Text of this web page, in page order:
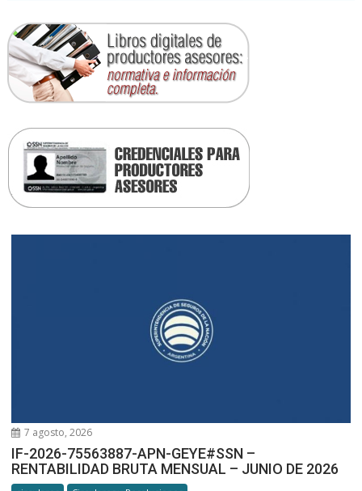
7 agosto, 2026
IF-2026-75563887-APN-GEYE#SSN –
RENTABILIDAD BRUTA MENSUAL – JUNIO DE 2026